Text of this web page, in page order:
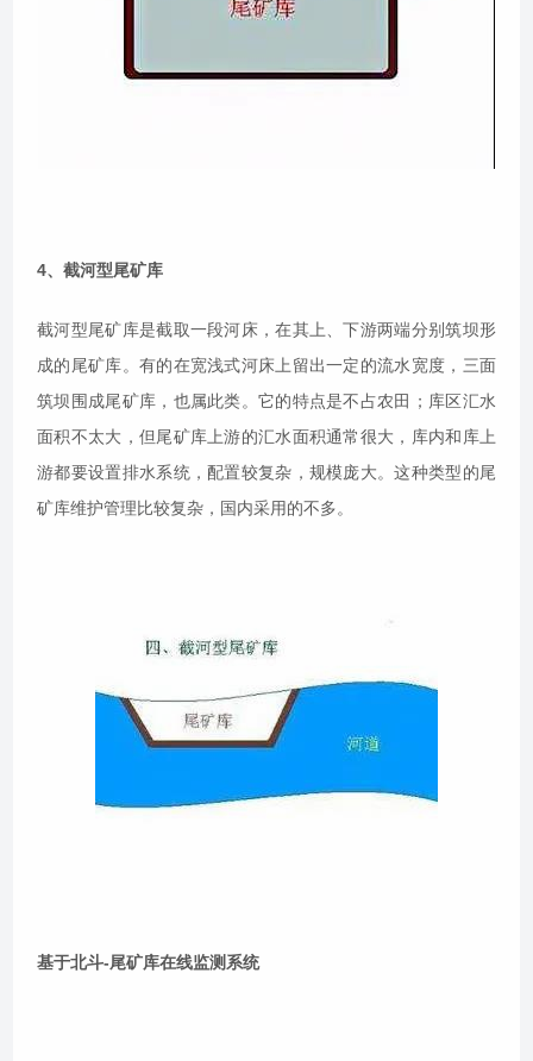
4、截河型尾矿库
截河型尾矿库是截取一段河床，在其上、下游两端分别筑坝形
成的尾矿库。有的在宽浅式河床上留出一定的流水宽度，三面
筑坝围成尾矿库，也属此类。它的特点是不占农田；库区汇水
面积不太大，但尾矿库上游的汇水面积通常很大，库内和库上
游都要设置排水系统，配置较复杂，规模庞大。这种类型的尾
矿库维护管理比较复杂，国内采用的不多。
基于北斗-尾矿库在线监测系统